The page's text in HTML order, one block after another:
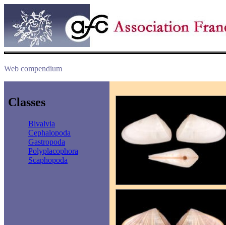
Web compendium
Classes
Bivalvia
Cephalopoda
Gastropoda
Polyplacophora
Scaphopoda